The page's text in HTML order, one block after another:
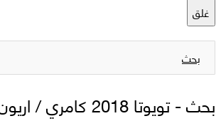
غلق
بحث
بحث -تويوتا 2018 كامري / اريون وصلة رفرف امامي